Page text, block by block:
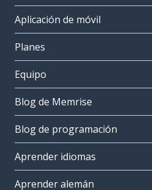
Aplicación de móvil
Planes
Equipo
Blog de Memrise
Blog de programación
Aprender idiomas
Aprender alemán